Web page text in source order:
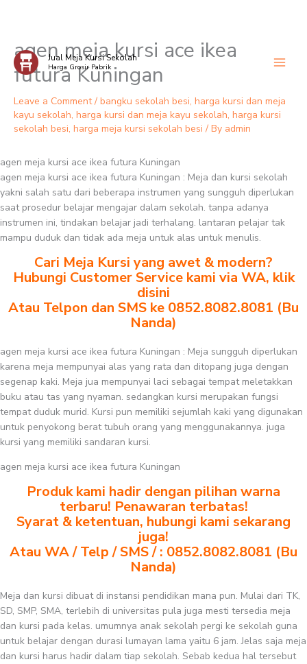
Skip
content
Jual Meja Kursi Sekolah
Harga Grosir Pabrik
agen meja kursi ace ikea
futura Kuningan
Leave a Comment / bangku sekolah besi, harga kursi dan meja
kayu sekolah, harga kursi dan meja kayu sekolah, harga kursi
sekolah besi, harga meja kursi sekolah besi / By admin
agen meja kursi ace ikea futura Kuningan
agen meja kursi ace ikea futura Kuningan : Meja dan kursi sekolah
yakni salah satu dari beberapa instrumen yang sungguh diperlukan
saat prosedur belajar mengajar dalam sekolah. tanpa adanya
instrumen ini, tindakan belajar jadi terhalang. lantaran pelajar tak
mampu duduk dan tidak ada meja untuk alas untuk menulis.
Cari Meja Kursi yang awet & modern?
Hubungi Customer Service kami via WA, klik
disini
Atau Telpon dan SMS ke 0852.8082.8081 (Bu
Nanda)
agen meja kursi ace ikea futura Kuningan : Meja sungguh diperlukan
karena meja mempunyai alas yang rata dan ditopang juga dengan
segenap kaki. Meja jua mempunyai laci sebagai tempat meletakkan
buku atau tas yang nyaman. sedangkan kursi merupakan fungsi
tempat duduk murid. Kursi pun memiliki sejumlah kaki yang digunakan
untuk penyokong berat tubuh orang yang menggunakannya. juga
kursi yang memiliki sandaran kursi.
agen meja kursi ace ikea futura Kuningan
Produk kami hadir dengan pilihan warna
terbaru! Penawaran terbatas!
Syarat & ketentuan, hubungi kami sekarang
juga!
Atau WA / Telp / SMS / : 0852.8082.8081 (Bu
Nanda)
Meja dan kursi dibuat di instansi pendidikan mana pun. Mulai dari TK,
SD, SMP, SMA, terlebih di universitas pula juga mesti tersedia meja
dan kursi pada kelas. umumnya anak sekolah pergi ke sekolah guna
untuk belajar dengan durasi lumayan lama yaitu 6 jam. Jelas saja meja
dan kursi harus hadir dalam tiap sekolah. Sebab kedua hal tersebut